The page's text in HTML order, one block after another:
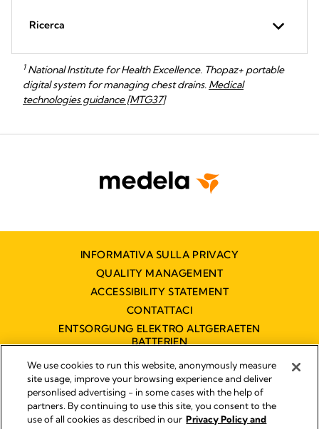
Ricerca
1National Institute for Health Excellence. Thopaz+ portable
digital system for managing chest drains. Medical
technologies guidance [MTG37]
INFORMATIVA SULLA PRIVACY
QUALITY MANAGEMENT
ACCESSIBILITY STATEMENT
CONTATTACI
ENTSORGUNG ELEKTRO ALTGERAETEN
BATTERIEN
DICHIARAZIONE DI ACCESSIBILITÀ
Impressum
Legal Notice
We use cookies to run this website, anonymously measure
site usage, improve your browsing experience and deliver
personlised advertising - in some cases with the help of
partners. By continuing to use this site, you consent to the
use of all cookies as described in our Privacy Policy and